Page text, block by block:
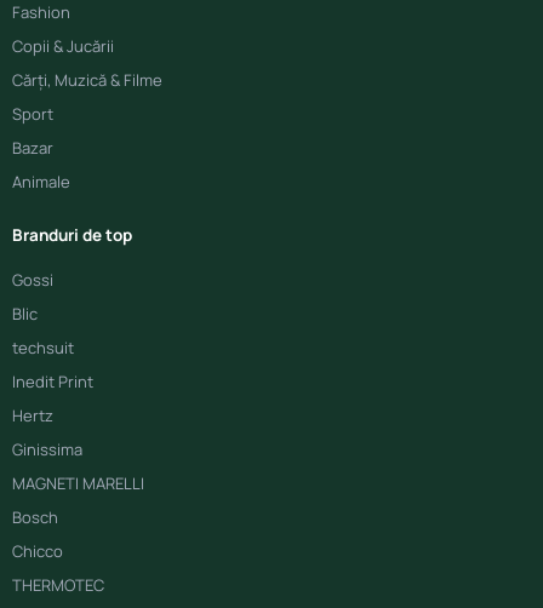
Fashion
Copii & Jucării
Cărți, Muzică & Filme
Sport
Bazar
Animale
Branduri de top
Gossi
Blic
techsuit
Inedit Print
Hertz
Ginissima
MAGNETI MARELLI
Bosch
Chicco
THERMOTEC